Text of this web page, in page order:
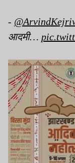
-
आदमी…